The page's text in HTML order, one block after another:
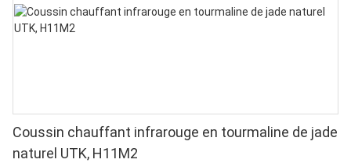
Coussin chauffant infrarouge en tourmaline de jade
naturel UTK, H11M2